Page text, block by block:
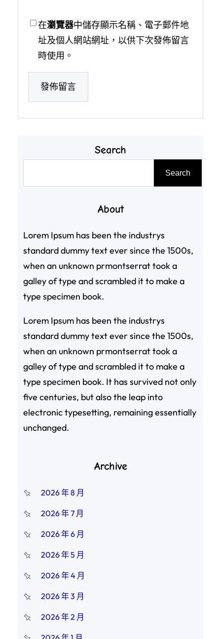
在瀏覽器中儲存顯示名稱、電子郵件地
址及個人網站網址，以供下次發佈留言
時使用。
Search
Search
About
Lorem Ipsum has been the industrys
standard dummy text ever since the 1500s,
when an unknown prmontserrat took a
galley of type and scrambled it to make a
type specimen book.
Lorem Ipsum has been the industrys
standard dummy text ever since the 1500s,
when an unknown prmontserrat took a
galley of type and scrambled it to make a
type specimen book. It has survived not only
five centuries, but also the leap into
electronic typesetting, remaining essentially
unchanged.
Archive
2026 年 8 月
2026 年 7 月
2026 年 6 月
2026 年 5 月
2026 年 4 月
2026 年 3 月
2026 年 2 月